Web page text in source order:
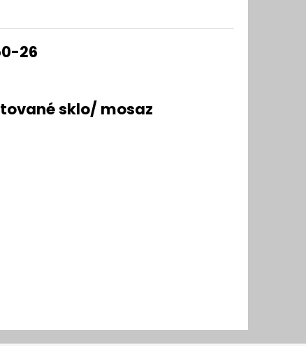
26
sklo/ mosaz